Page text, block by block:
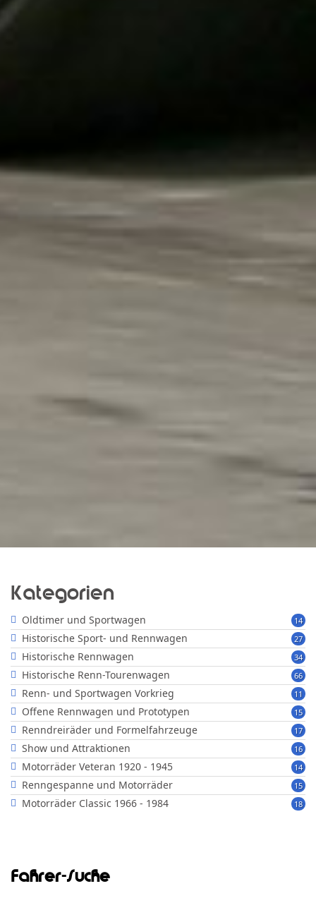
Kategorien
14
Oldtimer und Sportwagen
27
Historische Sport- und Rennwagen
34
Historische Rennwagen
66
Historische Renn-Tourenwagen
11
Renn- und Sportwagen Vorkrieg
15
Offene Rennwagen und Prototypen
17
Renndreiräder und Formelfahrzeuge
16
Show und Attraktionen
14
Motorräder Veteran 1920 - 1945
15
Renngespanne und Motorräder
18
Motorräder Classic 1966 - 1984
Fahrer-Suche